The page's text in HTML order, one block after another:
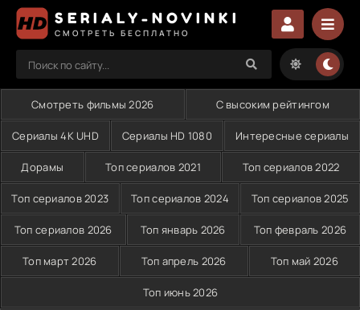
SERIALY-NOVINKI
СМОТРЕТЬ БЕСПЛАТНО
Смотреть фильмы 2026 С высоким рейтингом
Сериалы 4K UHD Сериалы HD 1080 Интересные сериалы
Дорамы Топ сериалов 2021 Топ сериалов 2022
Топ сериалов 2023 Топ сериалов 2024 Топ сериалов 2025
Топ сериалов 2026 Топ январь 2026 Топ февраль 2026
Топ март 2026 Топ апрель 2026 Топ май 2026
Топ июнь 2026